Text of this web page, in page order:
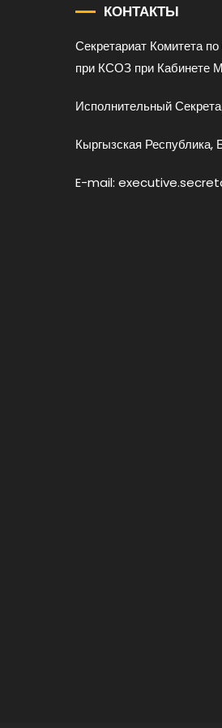
КОНТАКТЫ
Секретариат Комитета
при КСОЗ при Кабинете
Исполнительный
Кыргызская Республика,
E-mail: